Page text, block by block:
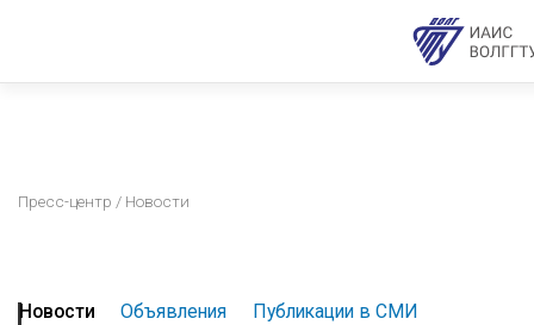
Пресс-центр / Новости
Новости Объявления
Публикации в СМИ